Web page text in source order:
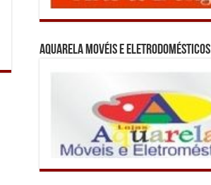
Aquarela Movéis e Eletrodomésticos